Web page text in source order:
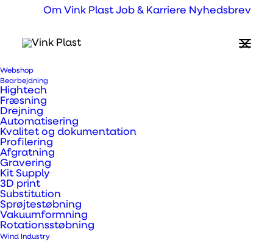
Om Vink Plast Job & Karriere Nyhedsbrev
Webshop
Bearbejdning
Hightech
Fræsning
Drejning
Automatisering
Kvalitet og dokumentation
Profilering
Afgratning
Gravering
Kit Supply
3D print
Substitution
Sprøjtestøbning
Vakuumformning
Rotationsstøbning
Wind Industry
Modstandsdygtig over for radioaktiv stråling
Høj mekanisk styrke og stivhed i bredt
Glimrende hydrolyseresistens – hyppig sterilisation
med damp
Hvad er PSU, PPSU
og PEI plast?
PSU 1000 halvfarikata er fremstillet